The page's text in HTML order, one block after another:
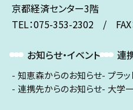
京都経済センター3階
TEL：075-353-2302 / FAX
お知らせ・イベント
知恵森からのお知らせ
連携先からのお知らせ
連
プラ
大学